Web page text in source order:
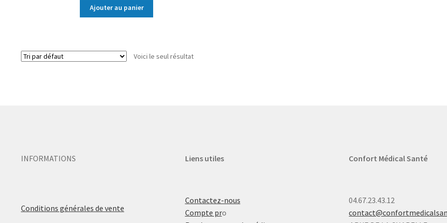
Ajouter au panier
Voici le seul résultat
INFORMATIONS
Conditions générales de vente
Liens utiles
Contactez-nous
Compte pro
Confort Médical Santé
04.67.23.43.12